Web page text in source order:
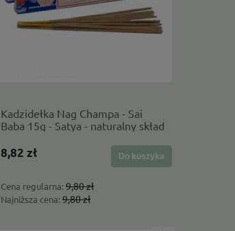
Kadzidełka Nag Champa - Sai
Baba 15g - Satya - naturalny skład
8,82 zł
Cena regularna: 9,80 zł
Najniższa cena: 9,80 zł
Do koszyka